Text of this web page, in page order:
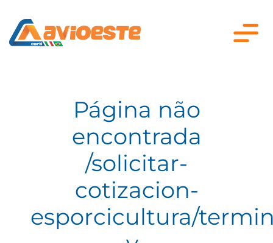
Página não
encontrada
/solicitar-
cotizacion-
esporcicultura/